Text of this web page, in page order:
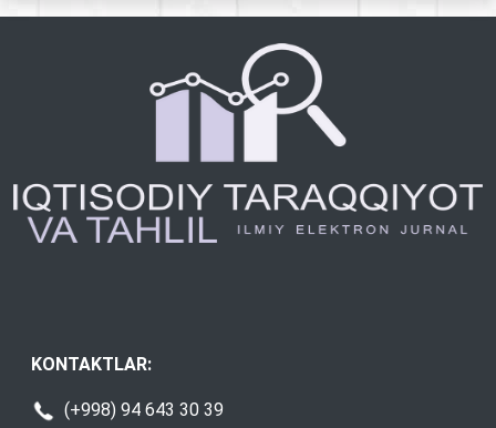
KONTAKTLAR:
(+998) 94 643 30 39